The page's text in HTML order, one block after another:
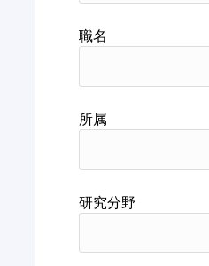
職名
所属
研究分野